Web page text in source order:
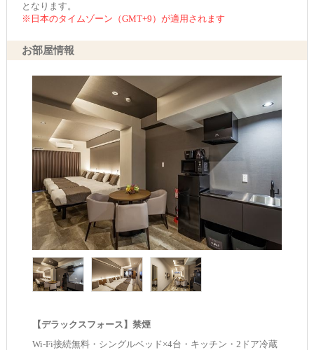
となります。
※日本のタイムゾーン（GMT+9）が適用されます
お部屋情報
【デラックスフォース】禁煙
Wi-Fi接続無料・シングルベッド×4台・キッチン・2ドア冷蔵